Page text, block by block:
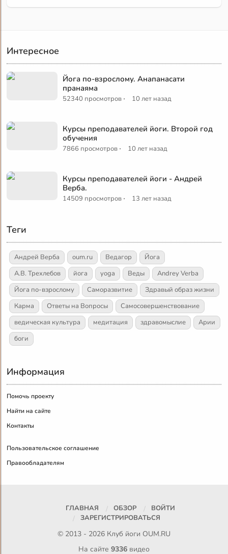
Интересное
Йога по-взрослому. Анапанасати
пранаяма
52340 просмотров · 10 лет назад
Курсы преподавателей йоги. Второй год
обучения
7866 просмотров · 10 лет назад
Курсы преподавателей йоги - Андрей
Верба.
14509 просмотров · 13 лет назад
Теги
Андрей Верба oum.ru Ведагор
Йога
А.В. Трехлебов
йога yoga Веды
Andrey Verba
Йога по-взрослому
Саморазвитие
Здравый образ жизни
Карма
Ответы на Вопросы
Самосовершенствование
ведическая культура
медитация здравомыслие
Арии
боги
Информация
Помочь проекту
Найти на сайте
Контакты
Пользовательское соглашение
Правообладателям
ГЛАВНАЯ ОБЗОР
ВОЙТИ
ЗАРЕГИСТРИРОВАТЬСЯ
© 2013 - 2026 Клуб йоги OUM.RU
На сайте 9336видео